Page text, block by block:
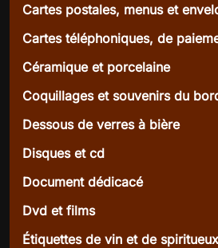
Cartes postales, menus et
Cartes téléphoniques, de
Céramique et porcelaine
Coquillages et souvenirs du
Dessous de verres à bière
Disques et cd
Document dédicacé
Dvd et films
Étiquettes de vin et de spiritueux